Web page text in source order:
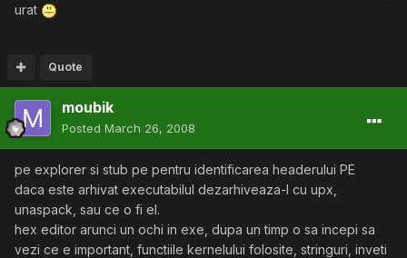
urat
Quote
moubik
Posted March 26, 2008
pe explorer si stub pe pentru identificarea headerului PE
daca este arhivat executabilul dezarhiveaza-l cu upx,
unaspack, sau ce o fi el.
hex editor arunci un ochi in exe, dupa un timp o sa incepi sa
vezi ce e important, functiile kernelului folosite, stringuri, inveti